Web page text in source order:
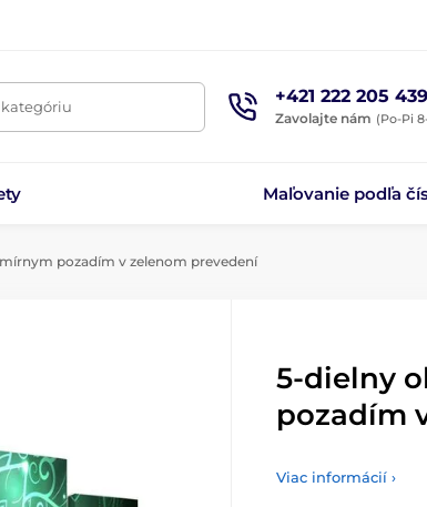
+421 222 205 439
Zavolajte nám (Po-Pi
Maľovanie podľa
pozadím v zelenom prevedení
5-dielny
pozadím
Viac informácií ›